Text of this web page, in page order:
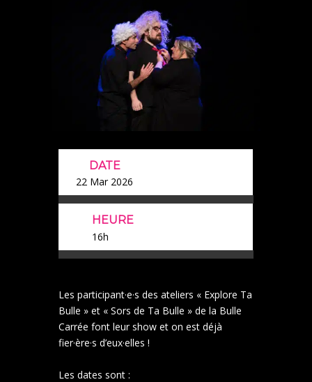
DATE
22 Mar 2026
HEURE
16h
Les participant·e·s des ateliers « Explore Ta
Bulle » et « Sors de Ta Bulle » de la Bulle
Carrée font leur show et on est déjà
fier·ère·s d’eux·elles !
Les dates sont :